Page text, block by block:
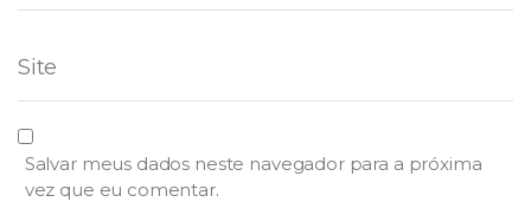
Salvar meus dados neste navegador para a próxima
vez que eu comentar.